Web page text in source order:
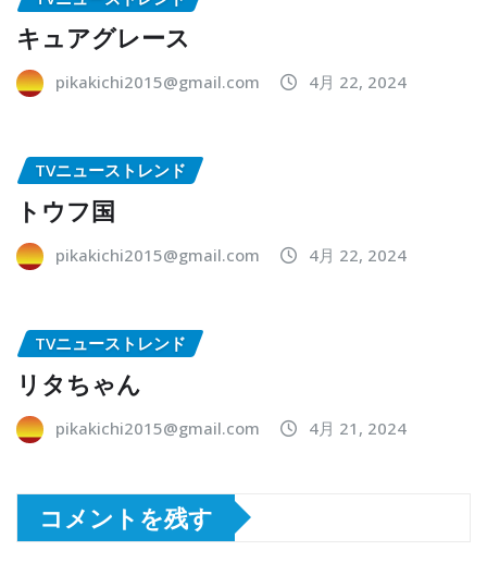
キュアグレース
pikakichi2015@gmail.com 4月 22, 2024
TVニューストレンド
トウフ国
pikakichi2015@gmail.com 4月 22, 2024
TVニューストレンド
リタちゃん
pikakichi2015@gmail.com 4月 21, 2024
コメントを残す